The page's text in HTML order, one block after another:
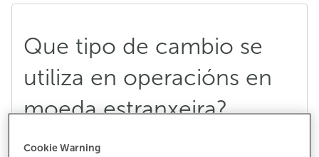
Que tipo de cambio se
utiliza en operacións en
moeda estranxeira?
Aplícase algunha
Cookie Warning